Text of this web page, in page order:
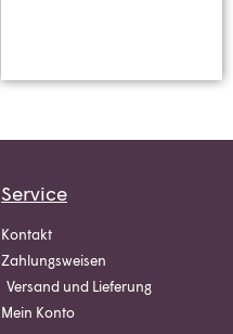
Service
Kontakt
Zahlungsweisen
Versand und Lieferung
Mein Konto